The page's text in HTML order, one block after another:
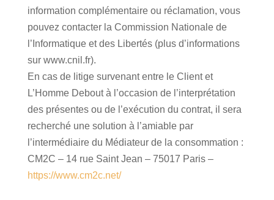
information complémentaire ou réclamation, vous
pouvez contacter la Commission Nationale de
l’Informatique et des Libertés (plus d’informations
sur www.cnil.fr).
En cas de litige survenant entre le Client et
L’Homme Debout à l’occasion de l’interprétation
des présentes ou de l’exécution du contrat, il sera
recherché une solution à l’amiable par
l’intermédiaire du Médiateur de la consommation :
CM2C – 14 rue Saint Jean – 75017 Paris –
https://www.cm2c.net/